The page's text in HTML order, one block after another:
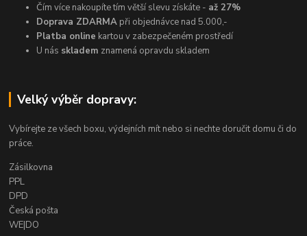
Čím více nakoupíte tím větší slevu získáte - až 27%
Doprava ZDARMA při objednávce nad 5.000,-
Platba online kartou v zabezpečeném prostředí
U nás skladem znamená opravdu skladem
Velký výběr dopravy:
Vybírejte ze všech boxu, výdejních mít nebo si nechte doručit domu či do
práce.
Zásilkovna
PPL
DPD
Česká pošta
WE|DO